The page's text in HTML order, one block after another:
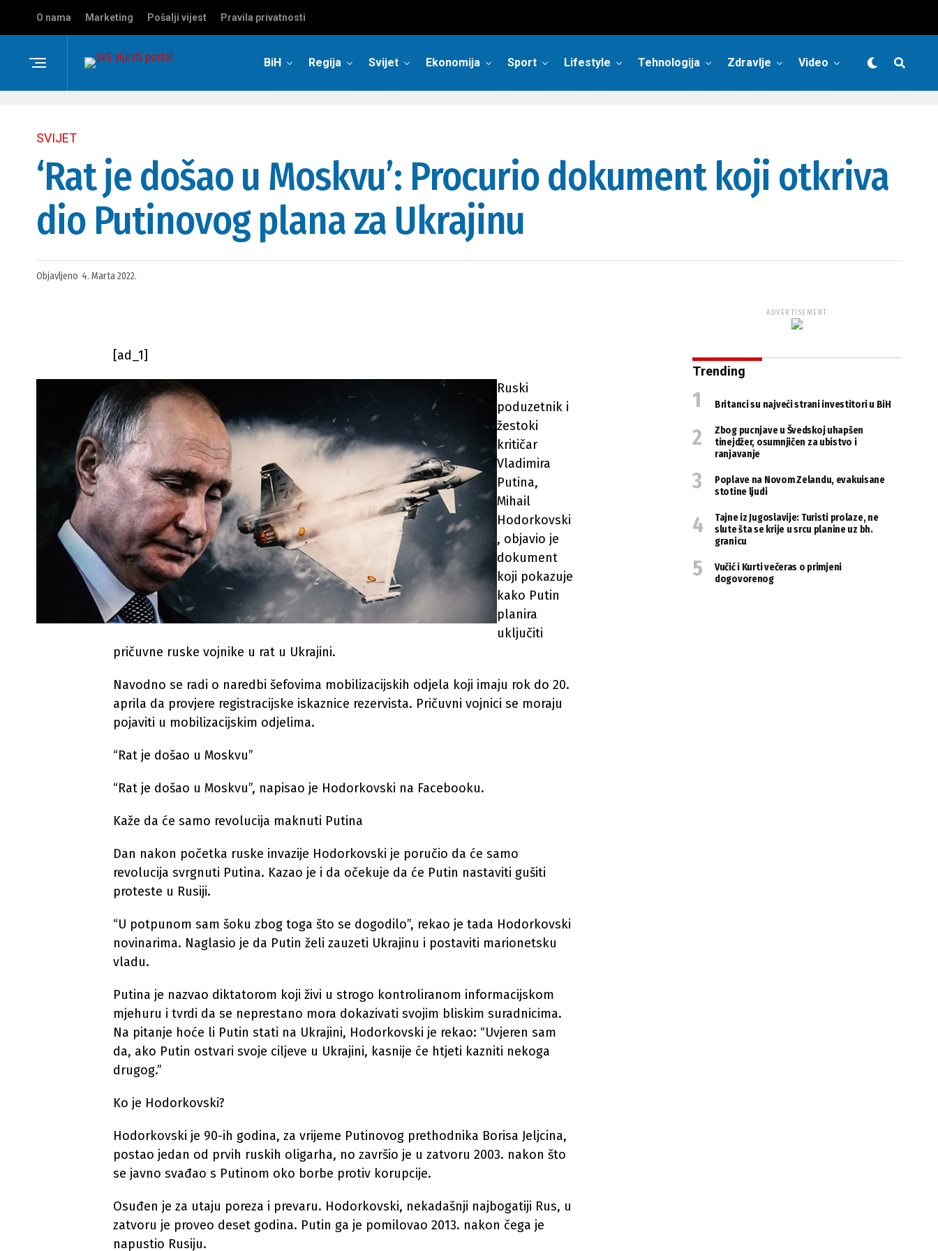
O nama Marketing Pošalji vijest Pravila privatnosti
BiH Regija Svijet Ekonomija Sport Lifestyle Tehnologija Zdravlje Video
SVIJET
‘Rat je došao u Moskvu’: Procurio dokument koji otkriva
dio Putinovog plana za Ukrajinu
Objavljeno 4. Marta 2022.
[ad_1]
Ruski
poduzetnik i
žestoki
kritičar
Vladimira
Putina,
Mihail
Hodorkovski
, objavio je
dokument
koji pokazuje
kako Putin
planira
uključiti
pričuvne ruske vojnike u rat u Ukrajini.
Navodno se radi o naredbi šefovima mobilizacijskih odjela koji imaju rok do 20.
aprila da provjere registracijske iskaznice rezervista. Pričuvni vojnici se moraju
pojaviti u mobilizacijskim odjelima.
“Rat je došao u Moskvu”
“Rat je došao u Moskvu”, napisao je Hodorkovski na Facebooku.
Kaže da će samo revolucija maknuti Putina
Dan nakon početka ruske invazije Hodorkovski je poručio da će samo
revolucija svrgnuti Putina. Kazao je i da očekuje da će Putin nastaviti gušiti
proteste u Rusiji.
“U potpunom sam šoku zbog toga što se dogodilo”, rekao je tada Hodorkovski
novinarima. Naglasio je da Putin želi zauzeti Ukrajinu i postaviti marionetsku
vladu.
Putina je nazvao diktatorom koji živi u strogo kontroliranom informacijskom
mjehuru i tvrdi da se neprestano mora dokazivati svojim bliskim suradnicima.
Na pitanje hoće li Putin stati na Ukrajini, Hodorkovski je rekao: “Uvjeren sam
da, ako Putin ostvari svoje ciljeve u Ukrajini, kasnije će htjeti kazniti nekoga
drugog.”
Ko je Hodorkovski?
Hodorkovski je 90-ih godina, za vrijeme Putinovog prethodnika Borisa Jeljcina,
postao jedan od prvih ruskih oligarha, no završio je u zatvoru 2003. nakon što
se javno svađao s Putinom oko borbe protiv korupcije.
Osuđen je za utaju poreza i prevaru. Hodorkovski, nekadašnji najbogatiji Rus, u
zatvoru je proveo deset godina. Putin ga je pomilovao 2013. nakon čega je
napustio Rusiju.
ADVERTISEMENT
Trending
Britanci su najveći strani investitori u BiH
Zbog pucnjave u Švedskoj uhapšen
tinejdžer, osumnjičen za ubistvo i
ranjavanje
Poplave na Novom Zelandu, evakuisane
stotine ljudi
Tajne iz Jugoslavije: Turisti prolaze, ne
slute šta se krije u srcu planine uz bh.
granicu
Vučić i Kurti večeras o primjeni
dogovorenog